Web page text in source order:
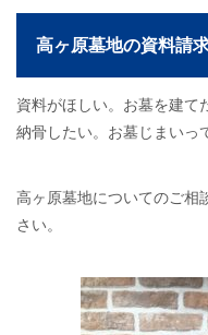
高ヶ原墓地の資料請
資料がほしい。お墓を建て
納骨したい。お墓じまいっ
高ヶ原墓地についてのご相
さい。